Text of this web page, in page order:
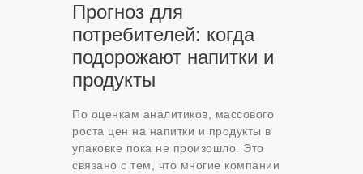
Прогноз для
потребителей: когда
подорожают напитки и
продукты
По оценкам аналитиков, массового
роста цен на напитки и продукты в
упаковке пока не произошло. Это
связано с тем, что многие компании